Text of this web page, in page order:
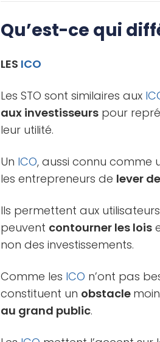
Qu’est-ce qui
LES ICO
Les STO sont similaires aux
aux investisseurs pour
leur utilité.
Un ICO, aussi connu comme
les entrepreneurs de lever
Ils permettent aux
peuvent contourner les lois
non des investissements.
Comme les ICO n’ont pas
constituent un obstacle
au grand public.